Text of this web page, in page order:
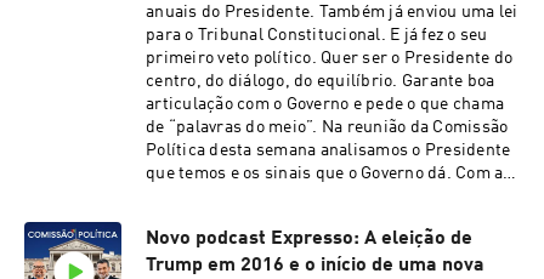
anuais do Presidente. Também já enviou uma lei
para o Tribunal Constitucional. E já fez o seu
primeiro veto político. Quer ser o Presidente do
centro, do diálogo, do equilíbrio. Garante boa
articulação com o Governo e pede o que chama
de “palavras do meio”. Na reunião da Comissão
Política desta semana analisamos o Presidente
que temos e os sinais que o Governo dá. Com a
residente Vítor Matos, que cobriu as
celebrações do Dia de Portugal nos Açores. E
Novo podcast Expresso: A eleição de
Trump em 2016 e o início de uma nova